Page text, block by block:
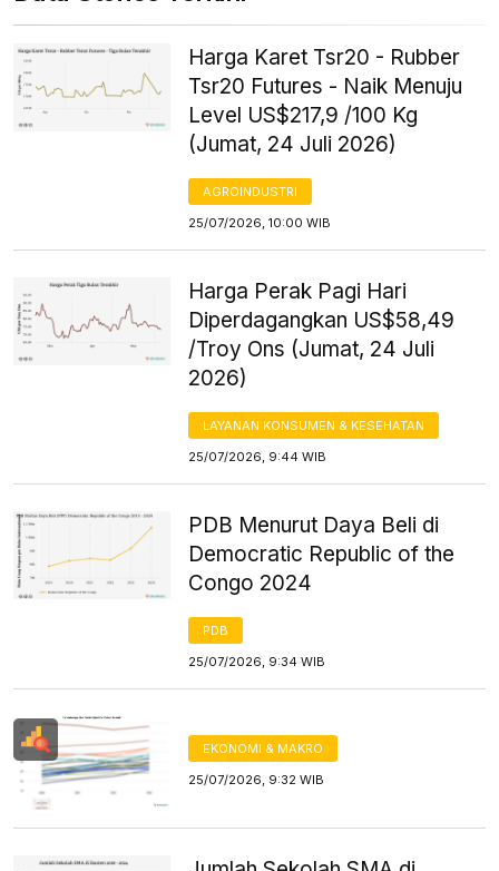
Harga Karet Tsr20 - Rubber
Tsr20 Futures - Naik Menuju
Level US$217,9 /100 Kg
(Jumat, 24 Juli 2026)
AGROINDUSTRI
25/07/2026, 10:00 WIB
Harga Perak Pagi Hari
Diperdagangkan US$58,49
/Troy Ons (Jumat, 24 Juli
2026)
LAYANAN KONSUMEN & KESEHATAN
25/07/2026, 9:44 WIB
PDB Menurut Daya Beli di
Democratic Republic of the
Congo 2024
PDB
25/07/2026, 9:34 WIB
EKONOMI & MAKRO
25/07/2026, 9:32 WIB